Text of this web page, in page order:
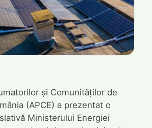
și Comunităților de
(APCE) a prezentat o
Ministerului Energiei